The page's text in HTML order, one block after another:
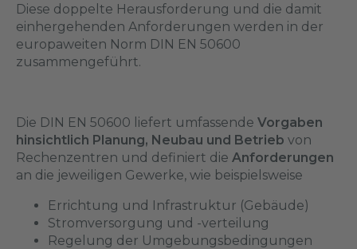
Diese doppelte Herausforderung und die damit
einhergehenden Anforderungen werden in der
europaweiten Norm DIN EN 50600
zusammengeführt.
Die DIN EN 50600 liefert umfassende Vorgaben
hinsichtlich Planung, Neubau und Betrieb von
Rechenzentren und definiert die Anforderungen
an die jeweiligen Gewerke, wie beispielsweise
Errichtung und Infrastruktur (Gebäude)
Stromversorgung und -verteilung
Regelung der Umgebungsbedingungen